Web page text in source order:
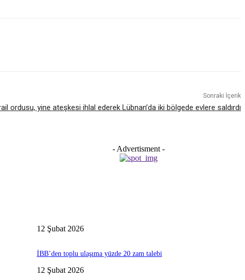
Sonraki İçerik
ordusu, yine ateşkesi ihlal ederek Lübnan’da iki bölgede evlere saldırdı
- Advertisment -
12 Şubat 2026
İBB’den toplu ulaşıma yüzde 20 zam talebi
12 Şubat 2026